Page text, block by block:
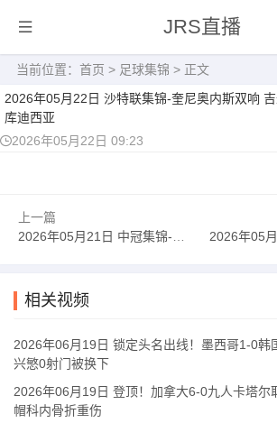
JRS直播
当前位置： 首页 > 足球集锦 > 正文
2026年05月22日 沙特联集锦-奎尼奥内斯双响
库迪西亚
2026年05月22日 09:23
上一篇
2026年05月21日 中冠集锦-马俊杰梅开二度 辽宁盛京新锐2-0张家口奥峰
2026年05月22日 两连亚！新月
相关视频
2026年06月19日 锁定头名出线！墨西哥1-0韩
兴慜0射门被换下
2026年06月19日 登顶！加拿大6-0九人卡塔尔
帽科内骨折重伤